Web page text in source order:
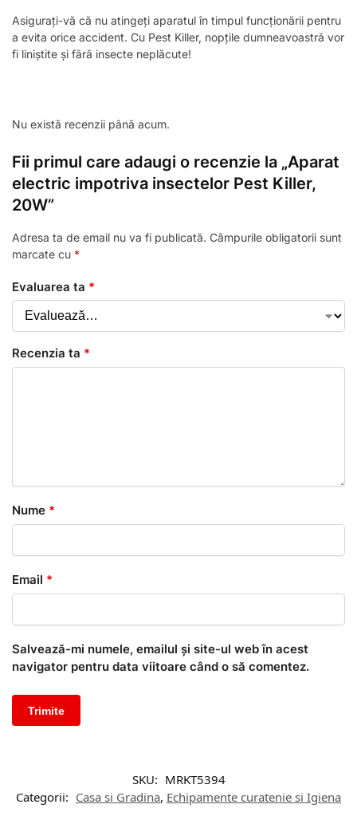
Asigurați-vă că nu atingeți aparatul în timpul funcționării pentru
a evita orice accident. Cu Pest Killer, nopțile dumneavoastră vor
fi liniștite și fără insecte neplăcute!
Nu există recenzii până acum.
Fii primul care adaugi o recenzie la „Aparat
electric impotriva insectelor Pest Killer,
20W”
Adresa ta de email nu va fi publicată. Câmpurile obligatorii sunt
marcate cu *
Evaluarea ta *
Recenzia ta *
Nume *
Email *
Salvează-mi numele, emailul și site-ul web în acest
navigator pentru data viitoare când o să comentez.
SKU: MRKT5394
Categorii: Casa si Gradina, Echipamente curatenie si Igiena